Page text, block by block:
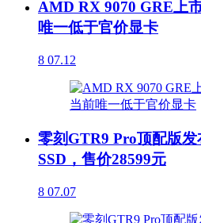
AMD RX 9070 GRE上
唯一低于官价显卡
8 07.12
零刻GTR9 Pro顶配版
SSD，售价28599元
8 07.07